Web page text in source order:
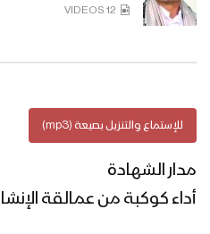
12 VIDEOS
للإستماع والتنزيل بصيعة (mp3)
مدار الشهادة
أداء كوكبة من عمالقة